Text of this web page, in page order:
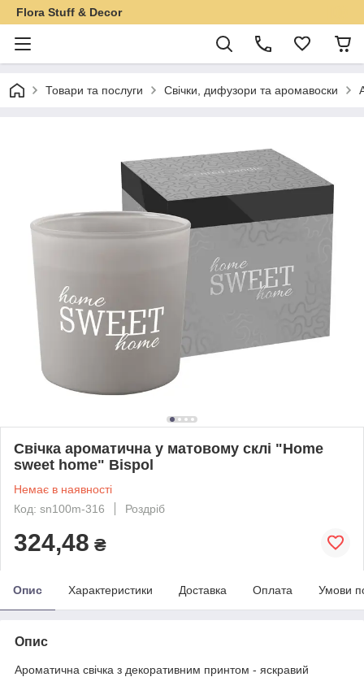
Flora Stuff & Decor
Товари та послуги Свічки, дифузори та аромавоски
Свічка ароматична у матовому склі "Home
sweet home" Bispol
Немає в наявності
Код: sn100m-316
Роздріб
324,48 ₴
Опис Характеристики Доставка Оплата Умови
Опис
Ароматична свічка з декоративним принтом - яскравий